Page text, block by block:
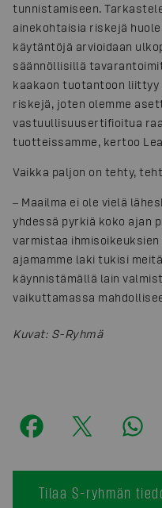
tunnistamiseen.
ainekohtaisia riskejä
käytäntöjä arvioidaan
säännöllisillä
kaakaon tuotantoon
riskejä, joten olemme
vastuullisuusertifioitua
tuotteissamme, kertoo
Vaikka paljon on tehty,
‒ Maailma ei ole vielä
yhdessä pyrkiä koko ajan
varmistaa
ajamamme laki tukisi
käynnistämällä lain
vaikuttamassa
Kuvat: S-Ryhmä
Tilaa S-ryhmän